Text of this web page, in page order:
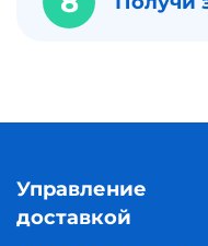
Управление
доставкой